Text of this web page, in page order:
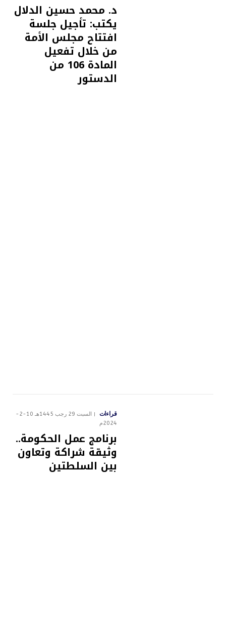
د. محمد حسين الدلال
يكتب: تأجيل جلسة
افتتاح مجلس الأمة
من خلال تفعيل
المادة 106 من
الدستور
قراءات
السبت 29 رجب 1445هـ 10-2-
2024م
برنامج عمل الحكومة..
وثيقة شراكة وتعاون
بين السلطتين